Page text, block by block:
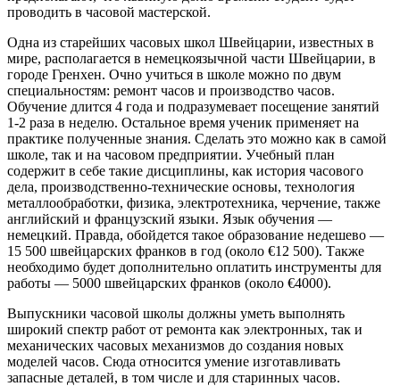
проводить в часовой мастерской.
Одна из старейших часовых школ Швейцарии, известных в
мире, располагается в немецкоязычной части Швейцарии, в
городе Гренхен. Очно учиться в школе можно по двум
специальностям: ремонт часов и производство часов.
Обучение длится 4 года и подразумевает посещение занятий
1-2 раза в неделю. Остальное время ученик применяет на
практике полученные знания. Сделать это можно как в самой
школе, так и на часовом предприятии. Учебный план
содержит в себе такие дисциплины, как история часового
дела, производственно-технические основы, технология
металлообработки, физика, электротехника, черчение, также
английский и французский языки. Язык обучения —
немецкий. Правда, обойдется такое образование недешево —
15 500 швейцарских франков в год (около €12 500). Также
необходимо будет дополнительно оплатить инструменты для
работы — 5000 швейцарских франков (около €4000).
Выпускники часовой школы должны уметь выполнять
широкий спектр работ от ремонта как электронных, так и
механических часовых механизмов до создания новых
моделей часов. Сюда относится умение изготавливать
запасные деталей, в том числе и для старинных часов.